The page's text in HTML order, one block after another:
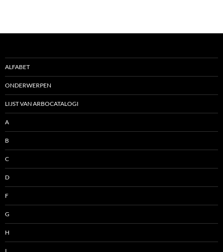
ALFABET
ONDERWERPEN
LIJST VAN ARBOCATALOGI
A
B
C
D
F
G
H